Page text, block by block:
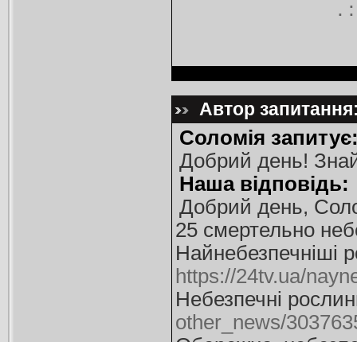
Автор
Соломія
Добрий день!
Наша відповідь:
Добрий день,
25 смертельно
Найнебезпечніші
https://24tv.ua/
Небезпечні
other_news/